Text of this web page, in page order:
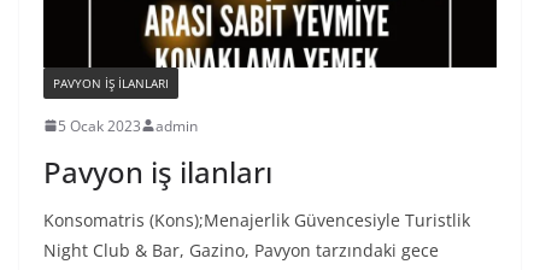
PAVYON IŞ ILANLARI
5 Ocak 2023 admin
Pavyon iş ilanları
Konsomatris (Kons);Menajerlik Güvencesiyle Turistlik
Night Club & Bar, Gazino, Pavyon tarzındaki gece